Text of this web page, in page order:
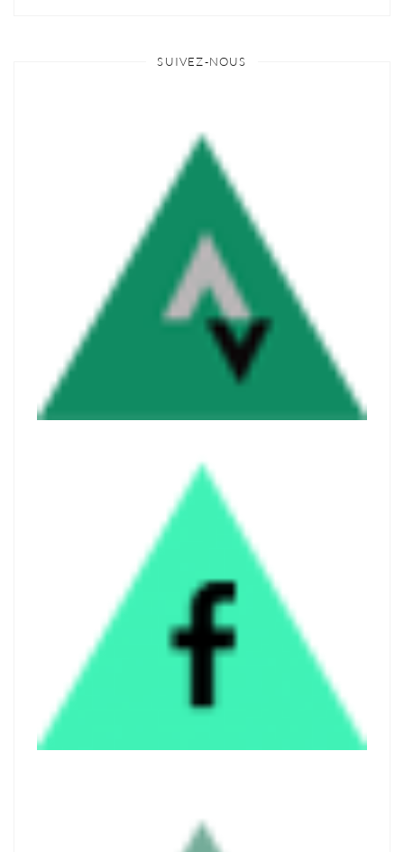
SUIVEZ-NOUS